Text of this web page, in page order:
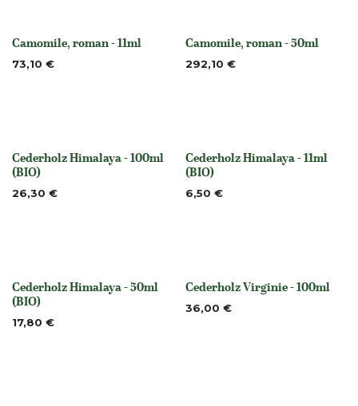
None
Camomile, roman - 11ml
73,10 € None
Camomile, roman - 50ml
292,10 €
None
Cederholz Himalaya - 100ml
(BIO)
26,30 €
None
Cederholz Himalaya - 11ml
(BIO)
6,50 €
None
Cederholz Himalaya - 50ml
(BIO)
17,80 €
None
Cederholz Virginie - 100ml
36,00 €